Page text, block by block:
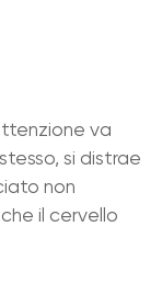
va
si distrae
non
il cervello